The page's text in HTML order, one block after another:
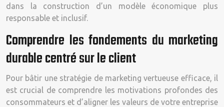
dans la construction d’un modèle économique plus
responsable et inclusif.
Comprendre les fondements du marketing
durable centré sur le client
Pour bâtir une stratégie de marketing vertueuse efficace, il
est crucial de comprendre les motivations profondes des
consommateurs et d’aligner les valeurs de votre entreprise